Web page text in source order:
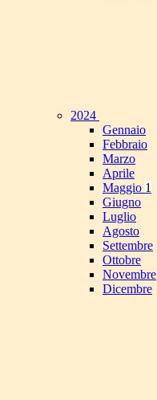
2024
Gennaio
Febbraio
Marzo
Aprile
Maggio 1
Giugno
Luglio
Agosto
Settembre
Ottobre
Novembre
Dicembre